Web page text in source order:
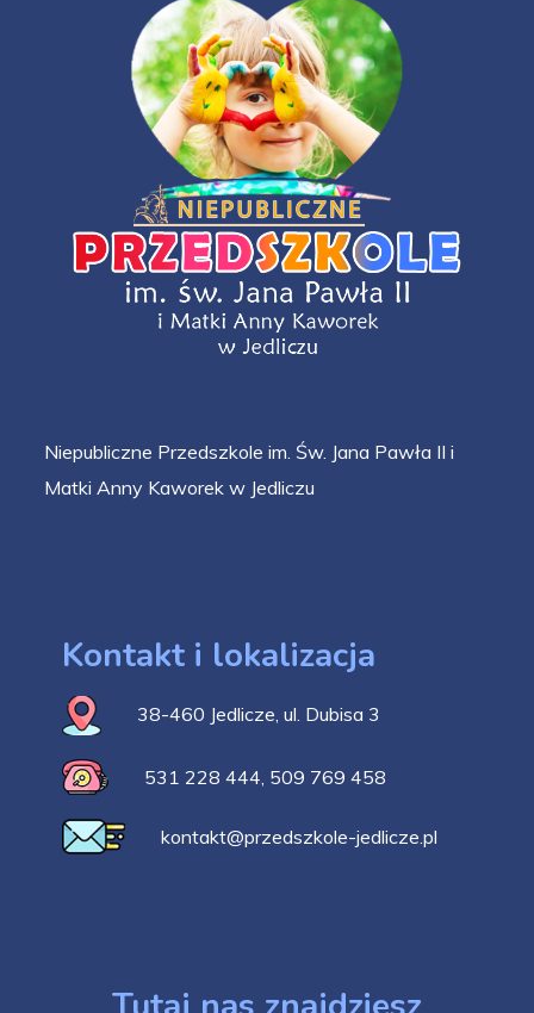
Niepubliczne Przedszkole im. Św. Jana Pawła II i
Matki Anny Kaworek w Jedliczu
Kontakt i lokalizacja
38-460 Jedlicze, ul. Dubisa 3
531 228 444, 509 769 458
kontakt@przedszkole-jedlicze.pl